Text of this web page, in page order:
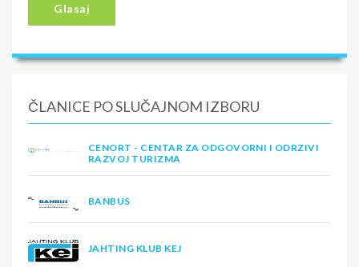
Glasaj
ČLANICE PO SLUČAJNOM IZBORU
CENORT - CENTAR ZA ODGOVORNI I ODRZIVI
RAZVOJ TURIZMA
BANBUS
JAHTING KLUB KEJ